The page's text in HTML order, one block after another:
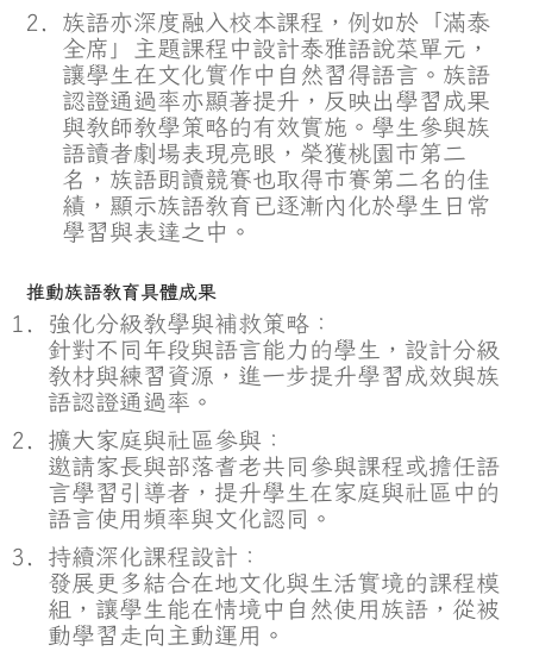
族語亦深度融入校本課程，例如於「滿泰
全席」主題課程中設計泰雅語說菜單元，
讓學生在文化實作中自然習得語言。族語
認證通過率亦顯著提升，反映出學習成果
與教師教學策略的有效實施。學生參與族
語讀者劇場表現亮眼，榮獲桃園市第二
名，族語朗讀競賽也取得市賽第二名的佳
績，顯示族語教育已逐漸內化於學生日常
學習與表達之中。
推動族語教育具體成果
強化分級教學與補救策略：
針對不同年段與語言能力的學生，設計分級
教材與練習資源，進一步提升學習成效與族
語認證通過率。
擴大家庭與社區參與：
邀請家長與部落耆老共同參與課程或擔任語
言學習引導者，提升學生在家庭與社區中的
語言使用頻率與文化認同。
持續深化課程設計：
發展更多結合在地文化與生活實境的課程模
組，讓學生能在情境中自然使用族語，從被
動學習走向主動運用。